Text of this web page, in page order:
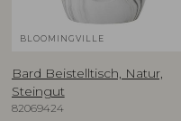
BLOOMINGVILLE
Bard Beistelltisch, Natur,
Steingut
82069424